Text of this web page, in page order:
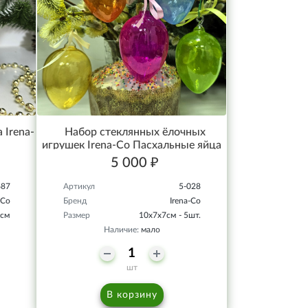
Irena-
Набор стеклянных ёлочных
игрушек Irena-Co Пасхальные яйца
прозрачные
5 000 ₽
Артикул
5-028
Бренд
Irena-Co
Размер
10х7х7см - 5шт.
Наличие: мало
шт
В корзину